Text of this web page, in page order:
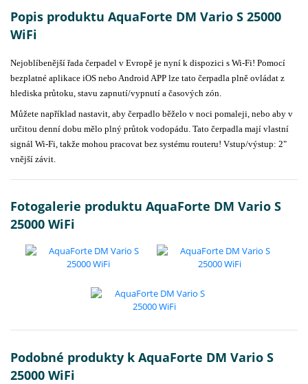
Popis produktu AquaForte DM Vario S 25000
WiFi
Nejoblíbenější řada čerpadel v Evropě je nyní k dispozici s Wi-Fi! Pomocí
bezplatné aplikace iOS nebo Android APP lze tato čerpadla plně ovládat z
hlediska průtoku, stavu zapnutí/vypnutí a časových zón.
Můžete například nastavit, aby čerpadlo běželo v noci pomaleji, nebo aby v
určitou denní dobu mělo plný průtok vodopádu. Tato čerpadla mají vlastní
signál Wi-Fi, takže mohou pracovat bez systému routeru! Vstup/výstup: 2"
vnější závit.
Fotogalerie produktu AquaForte DM Vario S
25000 WiFi
Podobné produkty k AquaForte DM Vario S
25000 WiFi